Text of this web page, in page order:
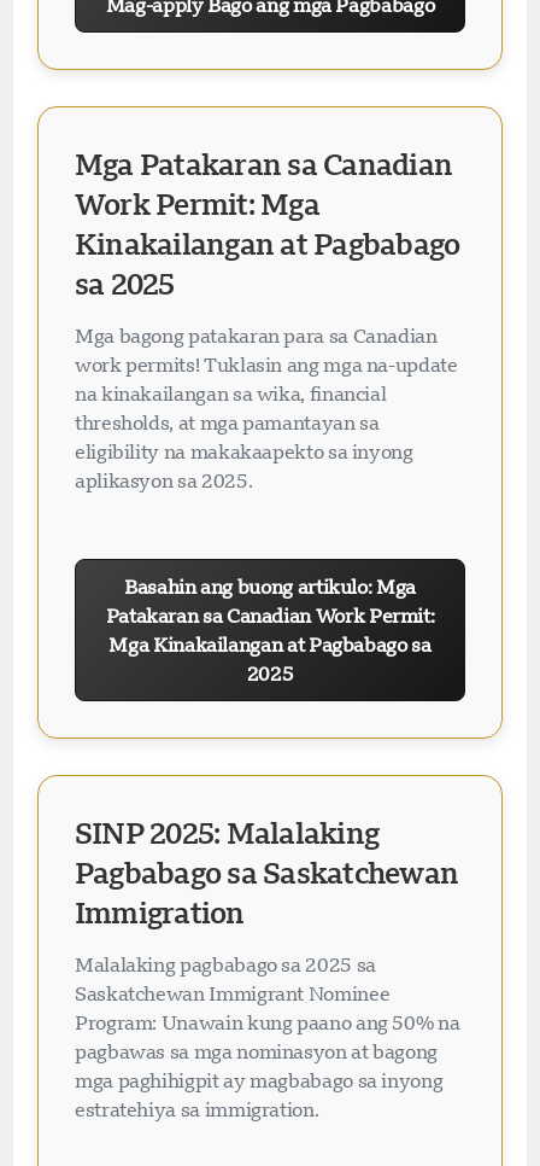
Mga Patakaran sa Canadian
Work Permit: Mga
Kinakailangan at Pagbabago
sa 2025
Mga bagong patakaran para sa Canadian
work permits! Tuklasin ang mga na-update
na kinakailangan sa wika, financial
thresholds, at mga pamantayan sa
eligibility na makakaapekto sa inyong
aplikasyon sa 2025.
Basahin ang buong artikulo: Mga
Patakaran sa Canadian Work Permit:
Mga Kinakailangan at Pagbabago sa
2025
SINP 2025: Malalaking
Pagbabago sa Saskatchewan
Immigration
Malalaking pagbabago sa 2025 sa
Saskatchewan Immigrant Nominee
Program: Unawain kung paano ang 50% na
pagbawas sa mga nominasyon at bagong
mga paghihigpit ay magbabago sa inyong
estratehiya sa immigration.